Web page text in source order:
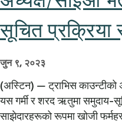
सूचित प्रक्रिया
जुन ९, २०२३
(अस्टिन) — ट्राभिस
यस गर्मी र शरद ऋतुमा समुदाय-
साझेदारहरूको रूपमा खोजी